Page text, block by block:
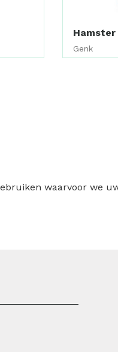
Hamster
Genk
waarvoor we